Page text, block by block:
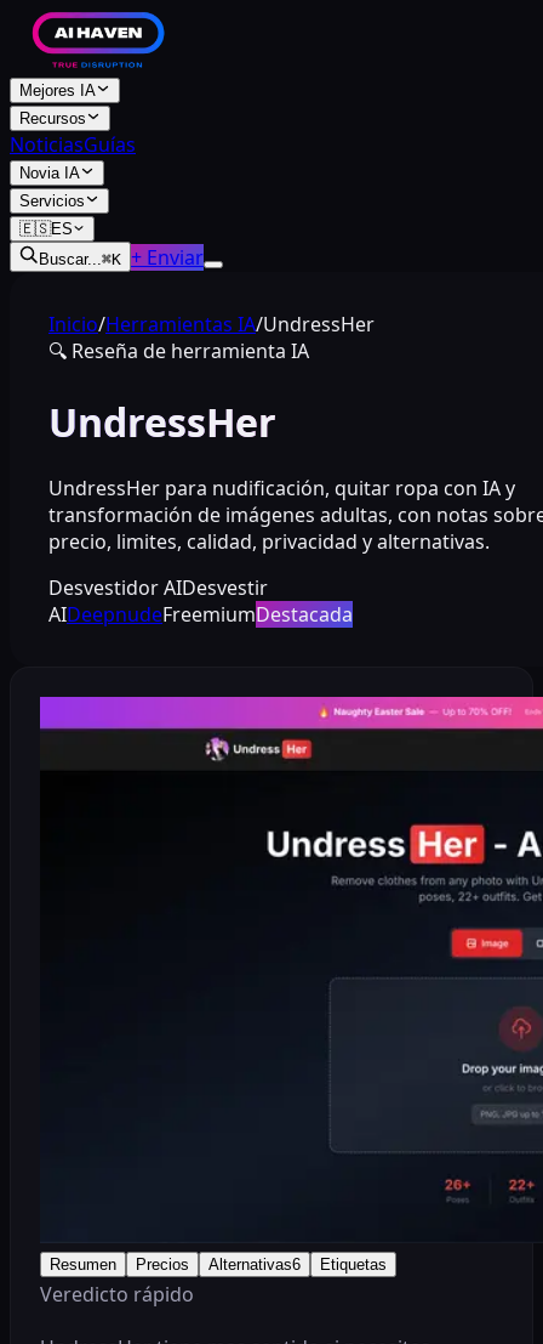
Mejores IA
Recursos
NoticiasGuías
Novia IA
Servicios
🇪🇸ES
Buscar...⌘K + Enviar
Inicio/Herramientas IA/UndressHer
🔍 Reseña de herramienta IA
UndressHer
UndressHer para nudificación, quitar ropa con IA y
transformación de imágenes adultas, con notas
precio, limites, calidad, privacidad y alternativas.
Desvestidor AIDesvestir
AIDeepnudeFreemiumDestacada
Resumen Precios Alternativas6 Etiquetas
Veredicto rápido